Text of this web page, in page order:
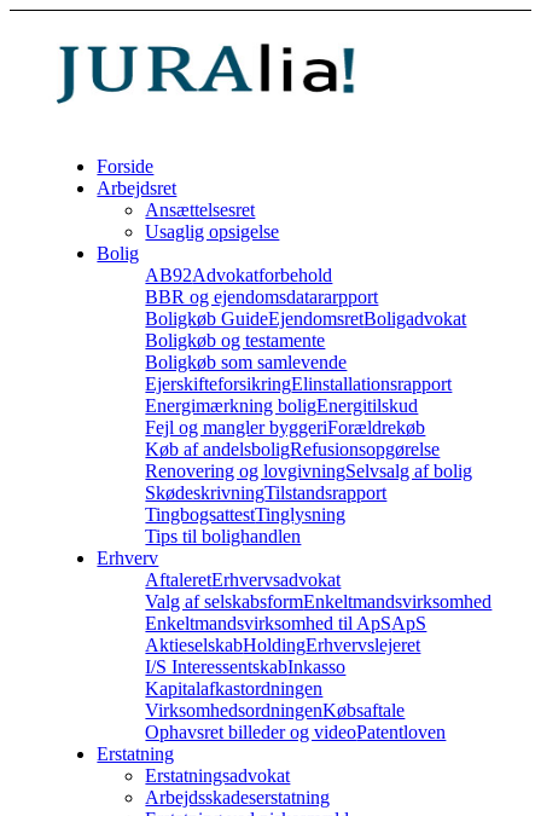
Forside
Arbejdsret
Ansættelsesret
Usaglig opsigelse
Bolig
AB92Advokatforbehold
BBR og ejendomsdatararpport
Boligkøb GuideEjendomsretBoligadvokat
Boligkøb og testamente
Boligkøb som samlevende
EjerskifteforsikringElinstallationsrapport
Energimærkning boligEnergitilskud
Fejl og mangler byggeriForældrekøb
Køb af andelsboligRefusionsopgørelse
Renovering og lovgivningSelvsalg af bolig
SkødeskrivningTilstandsrapport
TingbogsattestTinglysning
Tips til bolighandlen
Erhverv
AftaleretErhvervsadvokat
Valg af selskabsformEnkeltmandsvirksomhed
Enkeltmandsvirksomhed til ApSApS
AktieselskabHoldingErhvervslejeret
I/S InteressentskabInkasso
Kapitalafkastordningen
VirksomhedsordningenKøbsaftale
Ophavsret billeder og videoPatentloven
Erstatning
Erstatningsadvokat
Arbejdsskadeserstatning